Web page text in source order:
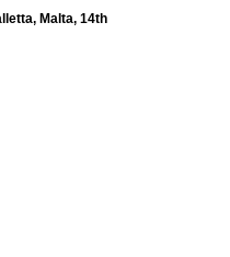
Malta, 14th